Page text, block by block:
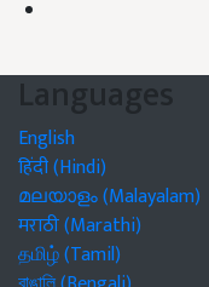
Languages
English
हिंदी (Hindi)
മലയാളം (Malayalam)
मराठी (Marathi)
தமிழ் (Tamil)